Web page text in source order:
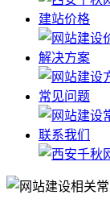
建站价格
解决方案
常见问题
联系我们